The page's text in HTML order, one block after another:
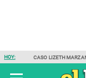
HOY: CASO LIZETH